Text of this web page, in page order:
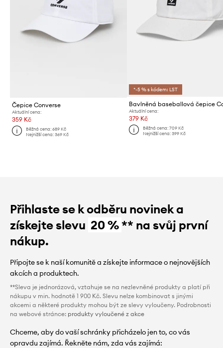
Čepice Converse
Aktuální cena:
359 Kč
Běžná cena:689 Kč
Nejnižší cena:369 Kč
*-5 % s kódem: LST
Aktuální cena:
379 Kč
Běžná cena: 709 Kč
Nejnižší cena: 399 Kč
Přihlaste se k odběru novinek a
získejte slevu 20 %** na svůj první
nákup.
Připojte se k naší komunitě a získejte informace o nejnovějších
akcích a produktech.
**Sleva je jednorázová, vztahuje se na nezlevněné produkty a platí při
nákupu v min. hodnotě 1 900 Kč. Slevu nelze kombinovat s jinými
akcemi a některé produkty mohou být ze slevy vyloučeny. Podrobnosti
na webové stránce: produkty vyloučené z akce
Chceme, aby do vaší schránky přicházelo jen to, co vás
opravdu zajímá. Řekněte nám, zda vás zajímá: